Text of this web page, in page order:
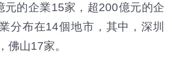
元的企業15家，超200億元的企
分布在14個地市，其中，深圳
佛山17家。